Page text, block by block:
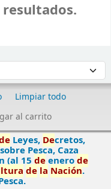
Limpiar todo
al carrito
Leyes, Decretos,
Pesca, Caza
(al 15deenerode
de la Nación.